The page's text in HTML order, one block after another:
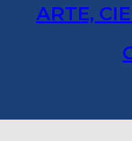
ARTE,